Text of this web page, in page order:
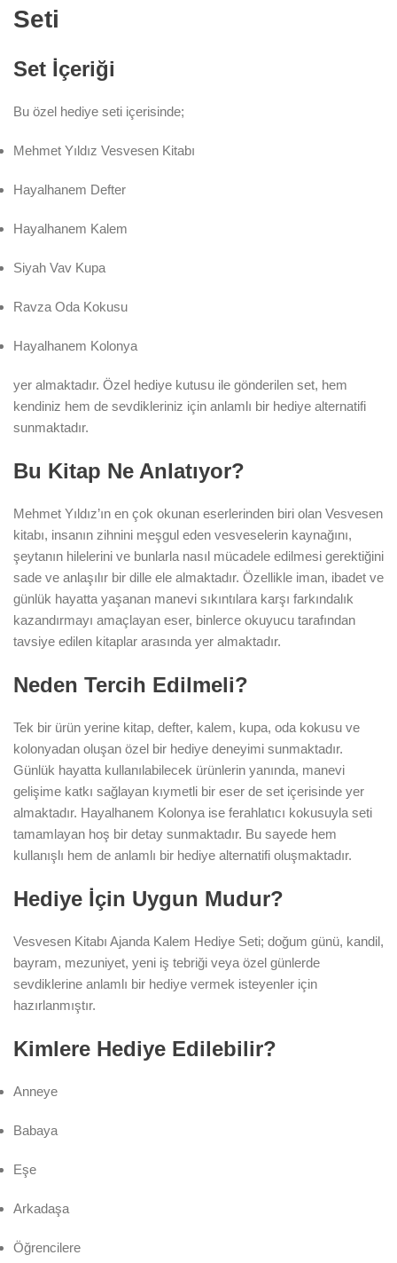
Seti
Set İçeriği
Bu özel hediye seti içerisinde;
Mehmet Yıldız Vesvesen Kitabı
Hayalhanem Defter
Hayalhanem Kalem
Siyah Vav Kupa
Ravza Oda Kokusu
Hayalhanem Kolonya
yer almaktadır. Özel hediye kutusu ile gönderilen set, hem
kendiniz hem de sevdikleriniz için anlamlı bir hediye alternatifi
sunmaktadır.
Bu Kitap Ne Anlatıyor?
Mehmet Yıldız’ın en çok okunan eserlerinden biri olan Vesvesen
kitabı, insanın zihnini meşgul eden vesveselerin kaynağını,
şeytanın hilelerini ve bunlarla nasıl mücadele edilmesi gerektiğini
sade ve anlaşılır bir dille ele almaktadır. Özellikle iman, ibadet ve
günlük hayatta yaşanan manevi sıkıntılara karşı farkındalık
kazandırmayı amaçlayan eser, binlerce okuyucu tarafından
tavsiye edilen kitaplar arasında yer almaktadır.
Neden Tercih Edilmeli?
Tek bir ürün yerine kitap, defter, kalem, kupa, oda kokusu ve
kolonyadan oluşan özel bir hediye deneyimi sunmaktadır.
Günlük hayatta kullanılabilecek ürünlerin yanında, manevi
gelişime katkı sağlayan kıymetli bir eser de set içerisinde yer
almaktadır. Hayalhanem Kolonya ise ferahlatıcı kokusuyla seti
tamamlayan hoş bir detay sunmaktadır. Bu sayede hem
kullanışlı hem de anlamlı bir hediye alternatifi oluşmaktadır.
Hediye İçin Uygun Mudur?
Vesvesen Kitabı Ajanda Kalem Hediye Seti; doğum günü, kandil,
bayram, mezuniyet, yeni iş tebriği veya özel günlerde
sevdiklerine anlamlı bir hediye vermek isteyenler için
hazırlanmıştır.
Kimlere Hediye Edilebilir?
Anneye
Babaya
Eşe
Arkadaşa
Öğrencilere